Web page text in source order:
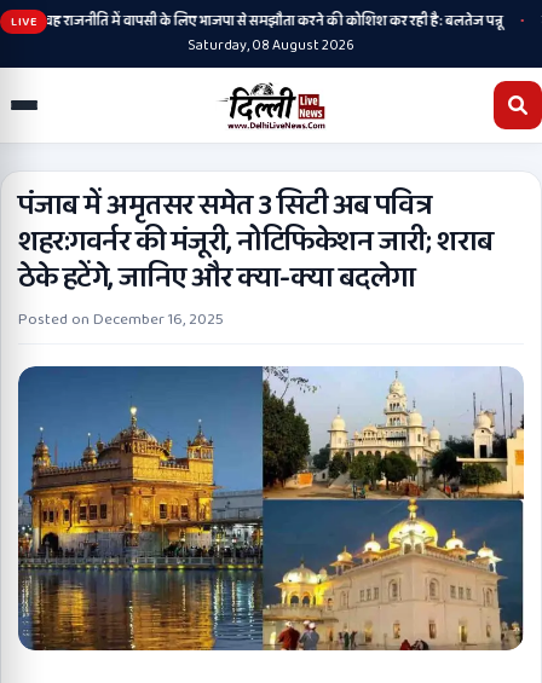
LIVE
अब वह राजनीति में वापसी के लिए भाजपा से समझौता करने की कोशिश कर रही है: बलतेज पन्नू •
Saturday, 08 August 2026
पंजाब में अमृतसर समेत 3 सिटी अब पवित्र
शहर:गवर्नर की मंजूरी, नोटिफिकेशन जारी; शराब
ठेके हटेंगे, जानिए और क्या-क्या बदलेगा
Posted on December 16, 2025